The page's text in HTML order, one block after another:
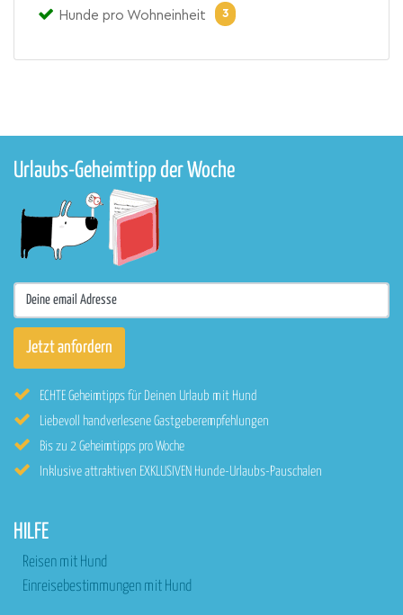
Hunde pro Wohneinheit
3
Urlaubs-Geheimtipp der Woche
ECHTE Geheimtipps für Deinen Urlaub mit Hund
Liebevoll handverlesene Gastgeberempfehlungen
Bis zu 2 Geheimtipps pro Woche
Inklusive attraktiven EXKLUSIVEN Hunde-Urlaubs-Pauschalen
HILFE
Reisen mit Hund
Einreisebestimmungen mit Hund